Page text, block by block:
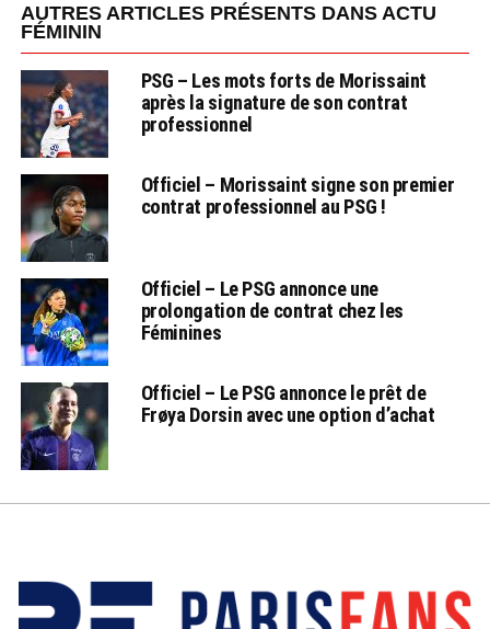
AUTRES ARTICLES PRÉSENTS DANS ACTU
FÉMININ
PSG – Les mots forts de Morissaint
après la signature de son contrat
professionnel
Officiel – Morissaint signe son premier
contrat professionnel au PSG !
Officiel – Le PSG annonce une
prolongation de contrat chez les
Féminines
Officiel – Le PSG annonce le prêt de
Frøya Dorsin avec une option d’achat